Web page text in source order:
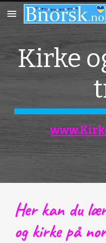
Skip to main content
Kirke
Her kan du
og kirke på